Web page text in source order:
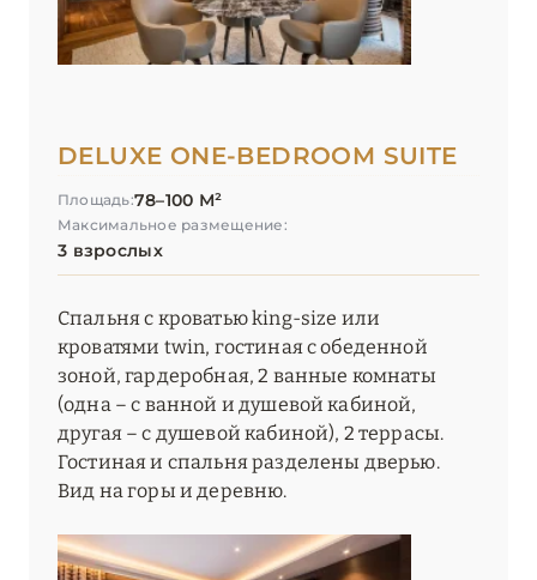
DELUXE ONE-BEDROOM SUITE
Площадь:78–100 М²
Максимальное размещение:
3 взрослых
Спальня с кроватью king-size или
кроватями twin, гостиная с обеденной
зоной, гардеробная, 2 ванные комнаты
(одна – c ванной и душевой кабиной,
другая – с душевой кабиной), 2 террасы.
Гостиная и спальня разделены дверью.
Вид на горы и деревню.